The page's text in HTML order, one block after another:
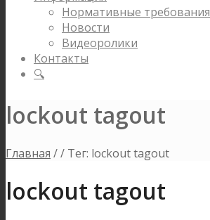
Нормативные требования
Новости
Видеоролики
Контакты
🔍
lockout tagout
Главная // Тег: lockout tagout
lockout tagout